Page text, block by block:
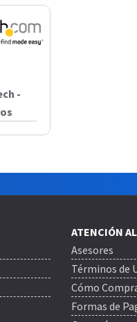
-
ATENCIÓN
Asesores
Términos de
Cómo
Formas de